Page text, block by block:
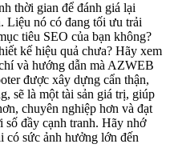
thời gian để đánh giá lại
Liệu nó có đang tối ưu trải
tiêu SEO của bạn không?
kế hiệu quả chưa? Hãy xem
và hướng dẫn mà AZWEB
được xây dựng cẩn thận,
sẽ là một tài sản giá trị, giúp
chuyên nghiệp hơn và đạt
số đầy cạnh tranh. Hãy nhớ
có sức ảnh hưởng lớn đến